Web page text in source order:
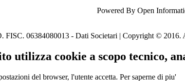
Powered By Open
FISC. 06384080013 - Dati Societari | Copyright © 2016.
utilizza cookie a scopo tecnico,
del browser, l'utente accetta. Per saperne di piu'